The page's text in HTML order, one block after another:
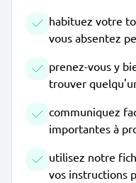
habituez votre
vous absentez
prenez-vous y
trouver
communiquez
importantes à
utilisez notre
vos instructions